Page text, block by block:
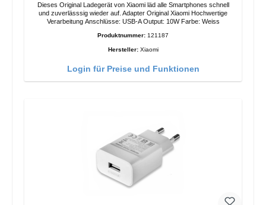
Dieses Original Ladegerät von Xiaomi läd alle Smartphones schnell
und zuverlässsig wieder auf. Adapter Original Xiaomi Hochwertige
Verarbeitung Anschlüsse: USB-A Output: 10W Farbe: Weiss
Produktnummer: 121187
Hersteller: Xiaomi
Login für Preise und Funktionen